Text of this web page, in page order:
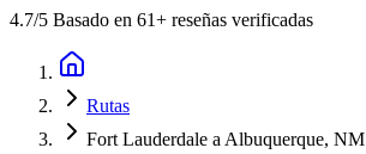
4.7/5 Basado en 61+ reseñas verificadas
Rutas
Fort Lauderdale a Albuquerque, NM